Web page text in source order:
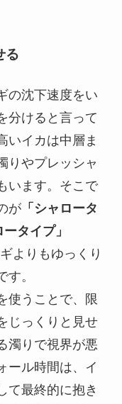
る
の沈下速度をい
分けると言って
いイカは中層ま
りやプレッシャ
います。そこで
が「シャロータ
タイプ」
よりもゆっくり
。
使うことで、限
じっくりと見せ
濁りで視界が悪
ール時間は、イ
て最終的に抱き